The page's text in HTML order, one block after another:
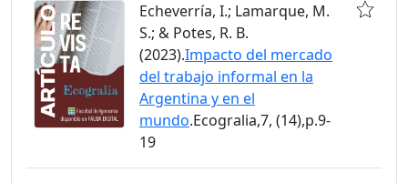
Echeverría, I.; Lamarque, M.
S.; & Potes, R. B.
(2023).Impacto del mercado
del trabajo informal en la
Argentina y en el
mundo.Ecogralia,7, (14),p.9-
19